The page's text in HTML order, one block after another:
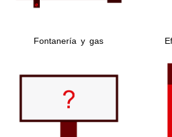
Fontanería y gas